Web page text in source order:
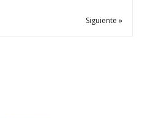
Siguiente »